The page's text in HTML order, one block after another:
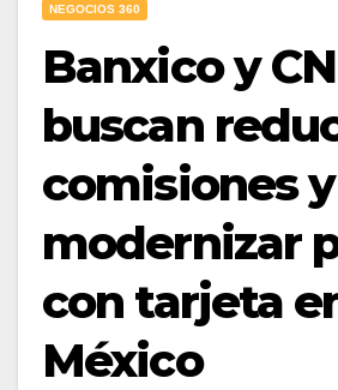
NEGOCIOS 360
Banxico y
buscan
comisiones y
modernizar
con tarjeta
México